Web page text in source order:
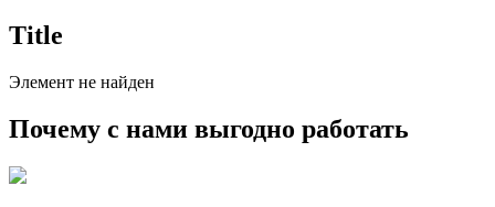
Title
Элемент не найден
Почему с нами выгодно работать